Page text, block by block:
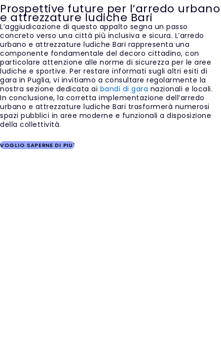
Prospettive future per l’arredo urbano
e attrezzature ludiche Bari
L’aggiudicazione di questo appalto segna un passo
concreto verso una città più inclusiva e sicura. L’arredo
urbano e attrezzature ludiche Bari rappresenta una
componente fondamentale del decoro cittadino, con
particolare attenzione alle norme di sicurezza per le aree
ludiche e sportive. Per restare informati sugli altri esiti di
gara in Puglia, vi invitiamo a consultare regolarmente la
nostra sezione dedicata ai bandi di gara nazionali e locali.
In conclusione, la corretta implementazione dell’arredo
urbano e attrezzature ludiche Bari trasformerà numerosi
spazi pubblici in aree moderne e funzionali a disposizione
della collettività.
VOGLIO SAPERNE DI PIU'